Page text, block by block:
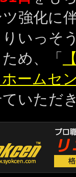
強化に
いっそ
め、「
ームセ
いただ